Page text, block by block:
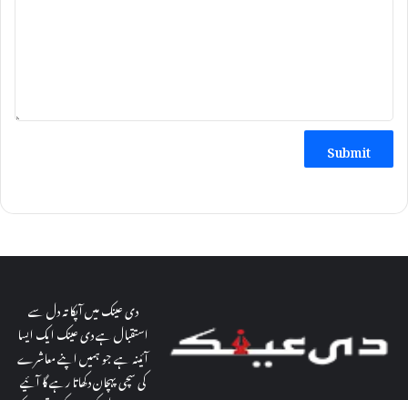
Submit
دی عینک میں آپکا تہ دل سے
استقبال ہے دی عینک ایک ایسا
آئینہ ہے جو ہمیں اپنے معاشرے
کی سچی پہچان دکھاتا رہے گا آئیے